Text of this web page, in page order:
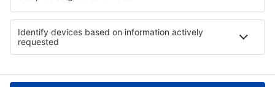
Mezinárodní web-stránky
eSky.eu eSky.com eDestinos.com